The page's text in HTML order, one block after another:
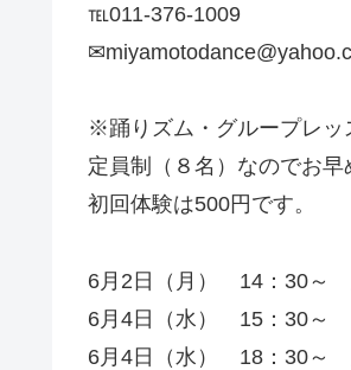
℡011-376-1009
※踊りズム・グループレッ
定員制（８名）なのでお早
初回体験は500円です。
6月2日（月） 14：30～
6月4日（水） 15：30～
6月4日（水） 18：30～